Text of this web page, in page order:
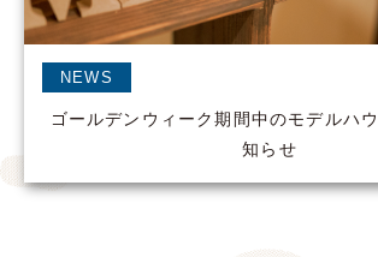
NEWS
ゴールデンウィーク期間中のモデルハ
知らせ